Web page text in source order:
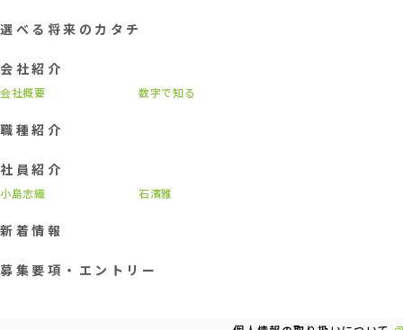
選べる将来のカタチ
会社紹介
会社概要 数字で知る
職種紹介
社員紹介
小島志織 石濱雅
新着情報
募集要項・エントリー